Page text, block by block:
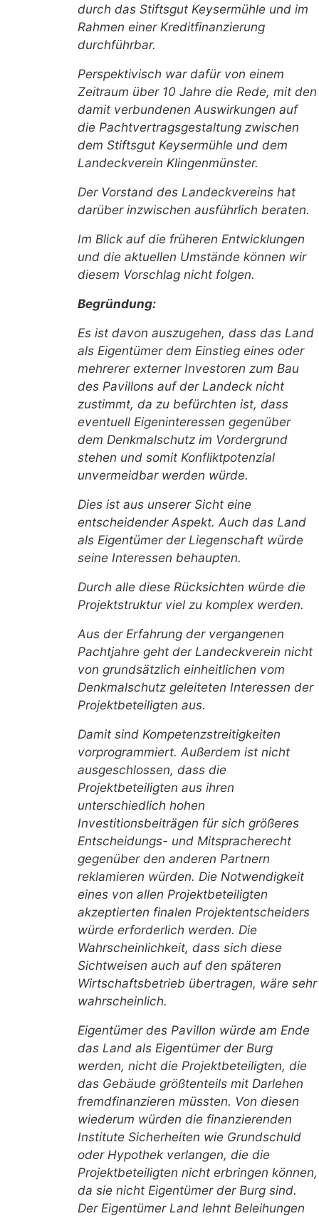
durch das Stiftsgut Keysermühle und im
Rahmen einer Kreditfinanzierung
durchführbar.
Perspektivisch war dafür von einem
Zeitraum über 10 Jahre die Rede, mit den
damit verbundenen Auswirkungen auf
die Pachtvertragsgestaltung zwischen
dem Stiftsgut Keysermühle und dem
Landeckverein Klingenmünster.
Der Vorstand des Landeckvereins hat
darüber inzwischen ausführlich beraten.
Im Blick auf die früheren Entwicklungen
und die aktuellen Umstände können wir
diesem Vorschlag nicht folgen.
Begründung:
Es ist davon auszugehen, dass das Land
als Eigentümer dem Einstieg eines oder
mehrerer externer Investoren zum Bau
des Pavillons auf der Landeck nicht
zustimmt, da zu befürchten ist, dass
eventuell Eigeninteressen gegenüber
dem Denkmalschutz im Vordergrund
stehen und somit Konfliktpotenzial
unvermeidbar werden würde.
Dies ist aus unserer Sicht eine
entscheidender Aspekt. Auch das Land
als Eigentümer der Liegenschaft würde
seine Interessen behaupten.
Durch alle diese Rücksichten würde die
Projektstruktur viel zu komplex werden.
Aus der Erfahrung der vergangenen
Pachtjahre geht der Landeckverein nicht
von grundsätzlich einheitlichen vom
Denkmalschutz geleiteten Interessen der
Projektbeteiligten aus.
Damit sind Kompetenzstreitigkeiten
vorprogrammiert. Außerdem ist nicht
ausgeschlossen, dass die
Projektbeteiligten aus ihren
unterschiedlich hohen
Investitionsbeiträgen für sich größeres
Entscheidungs- und Mitspracherecht
gegenüber den anderen Partnern
reklamieren würden. Die Notwendigkeit
eines von allen Projektbeteiligten
akzeptierten finalen Projektentscheiders
würde erforderlich werden. Die
Wahrscheinlichkeit, dass sich diese
Sichtweisen auch auf den späteren
Wirtschaftsbetrieb übertragen, wäre sehr
wahrscheinlich.
Eigentümer des Pavillon würde am Ende
das Land als Eigentümer der Burg
werden, nicht die Projektbeteiligten, die
das Gebäude größtenteils mit Darlehen
fremdfinanzieren müssten. Von diesen
wiederum würden die finanzierenden
Institute Sicherheiten wie Grundschuld
oder Hypothek verlangen, die die
Projektbeteiligten nicht erbringen können,
da sie nicht Eigentümer der Burg sind.
Der Eigentümer Land lehnt Beleihungen